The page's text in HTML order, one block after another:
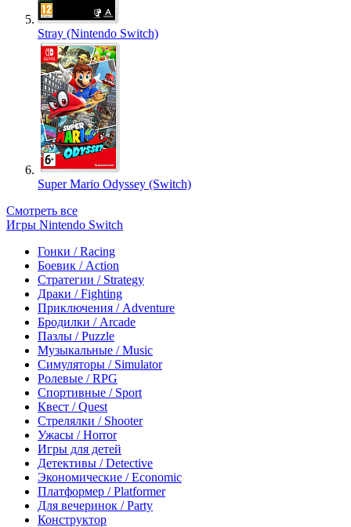
Stray (Nintendo Switch)
Super Mario Odyssey (Switch)
Смотреть все
Игры Nintendo Switch
Гонки / Racing
Боевик / Action
Стратегии / Strategy
Драки / Fighting
Приключения / Adventure
Бродилки / Arcade
Пазлы / Puzzle
Музыкальные / Music
Симуляторы / Simulator
Ролевые / RPG
Спортивные / Sport
Квест / Quest
Стрелялки / Shooter
Ужасы / Horror
Игры для детей
Детективы / Detective
Экономические / Economic
Платформер / Platformer
Для вечеринок / Party
Конструктор